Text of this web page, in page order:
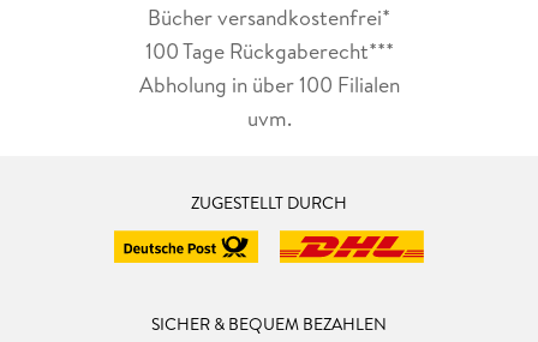
Bücher versandkostenfrei*
100 Tage Rückgaberecht***
Abholung in über 100 Filialen
uvm.
ZUGESTELLT DURCH
SICHER & BEQUEM BEZAHLEN